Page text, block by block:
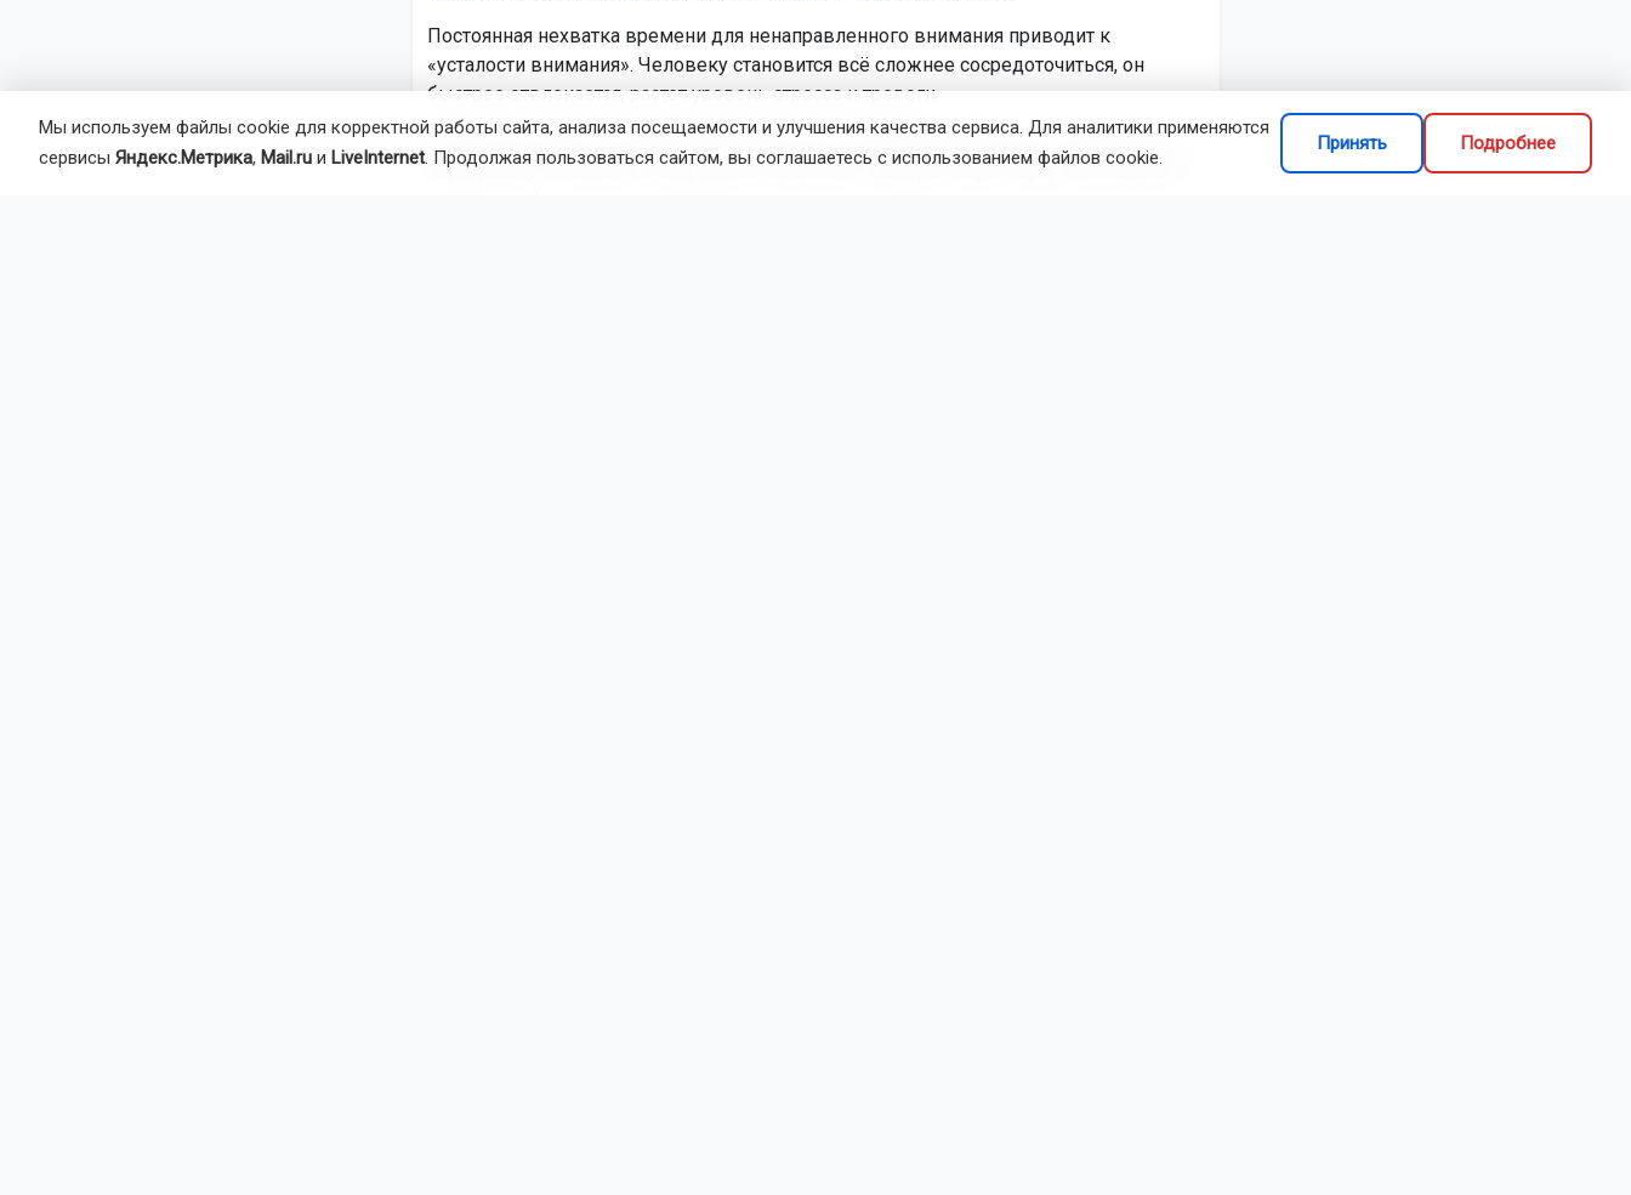
Постоянная нехватка времени для ненаправленного внимания приводит к
«усталости внимания». Человеку становится всё сложнее сосредоточиться, он
быстрее отвлекается, растет уровень стресса и тревоги.
В прошлом паузы в ожидании автобуса или в очереди давали мозгу необходимую
передышку. Сегодня же смартфоны заполняют каждую такую паузу интенсивным
Мы используем файлы cookie для корректной работы сайта, анализа посещаемости и улучшения качества сервиса. Для аналитики применяются
сервисы Яндекс.Метрика, Mail.ru и LiveInternet. Продолжая пользоваться сайтом, вы соглашаетесь с использованием файлов cookie.
Принять Подробнее